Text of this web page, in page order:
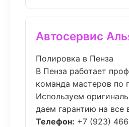
Автосервис
Полировка в Пенза
В Пенза работает
команда мастеров по
Используем
даем гарантию на все
Телефон: +7 (923)